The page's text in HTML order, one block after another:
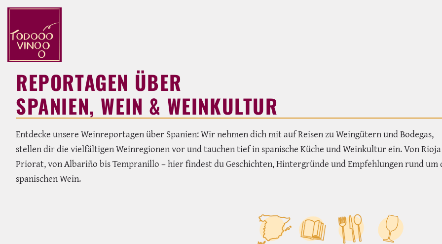
REPORTAGEN ÜBER
SPANIEN, WEIN & WEINKULTUR
Entdecke unsere Weinreportagen über Spanien: Wir nehmen dich mit auf Reisen zu Weingütern und Bodegas,
stellen dir die vielfältigen Weinregionen vor und tauchen tief in spanische Küche und Weinkultur ein. Von
Priorat, von Albariño bis Tempranillo – hier findest du Geschichten, Hintergründe und Empfehlungen rund um
spanischen Wein.